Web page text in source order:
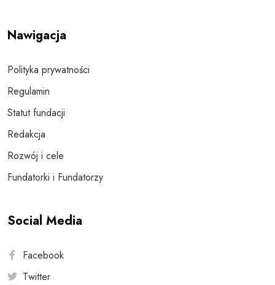
Nawigacja
Polityka prywatności
Regulamin
Statut fundacji
Redakcja
Rozwój i cele
Fundatorki i Fundatorzy
Social Media
Facebook
Twitter